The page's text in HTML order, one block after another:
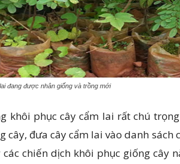
đang được nhân giống và trồng mới
khôi phục cây cẩm lai rất chú
cây, đưa cây cẩm lai vào danh sách
các chiến dịch khôi phục giống cây